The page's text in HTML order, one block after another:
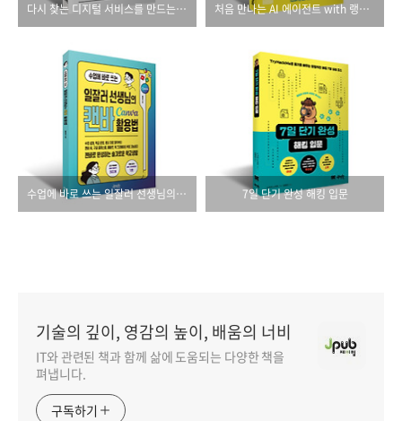
다시 찾는 디지털 서비스를 만드는 8가지 법칙 처음 만나는 AI 에이전트 with 랭체인 & MCP
수업에 바로 쓰는 일잘러 선생님의 캔바 Canva 활용법 7일 단기 완성 해킹 입문
기술의 깊이, 영감의 높이, 배움의 너비
IT와 관련된 책과 함께 삶에 도움되는 다양한 책을
펴냅니다.
구독하기